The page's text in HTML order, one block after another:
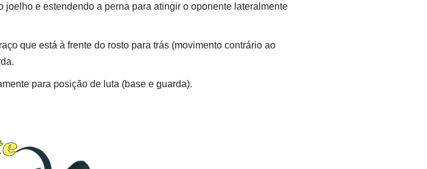
e estendendo a perna para atingir o oponente lateralmente
que está à frente do rosto para trás (movimento contrário ao
para posição de luta (base e guarda).